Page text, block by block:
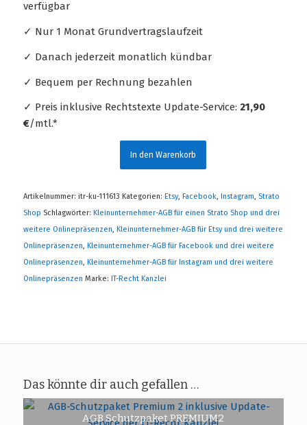
verfügbar
✓ Nur 1 Monat Grundvertragslaufzeit
✓ Danach jederzeit monatlich kündbar
✓ Bequem per Rechnung bezahlen
✓ Preis inklusive Rechtstexte Update-Service: 21,90
€/mtl.*
In den Warenkorb
Artikelnummer: itr-ku-111613 Kategorien: Etsy, Facebook, Instagram, Strato
Shop Schlagwörter: Kleinunternehmer-AGB für einen Strato Shop und drei
weitere Onlinepräsenzen, Kleinunternehmer-AGB für Etsy und drei weitere
Onlinepräsenzen, Kleinunternehmer-AGB für Facebook und drei weitere
Onlinepräsenzen, Kleinunternehmer-AGB für Instagram und drei weitere
Onlinepräsenzen Marke: IT-Recht Kanzlei
Das könnte dir auch gefallen …
AGB Schutzpaket PREMIUM2